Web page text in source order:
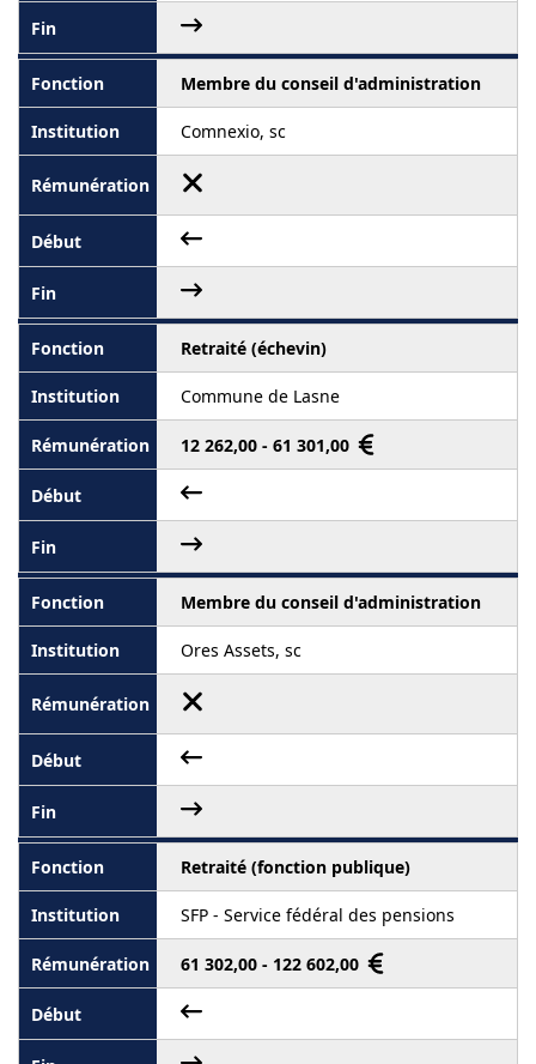
Membre du conseil d'administration
Comnexio, sc
Retraité (échevin)
Commune de Lasne
12 262,00 - 61 301,00
Membre du conseil d'administration
Ores Assets, sc
Retraité (fonction publique)
SFP - Service fédéral des pensions
61 302,00 - 122 602,00